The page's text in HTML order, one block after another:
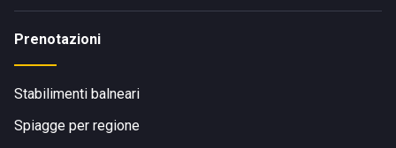
Prenotazioni
Stabilimenti balneari
Spiagge per regione